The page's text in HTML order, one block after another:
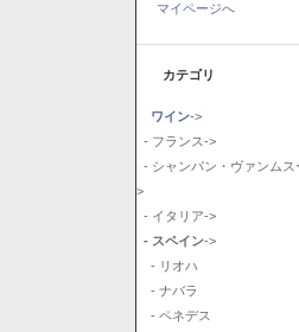
マイページへ
カテゴリ
ワイン->
- フランス->
- シャンパン・ヴァンムス
>
- イタリア->
- スペイン->
- リオハ
- ナバラ
- ペネデス